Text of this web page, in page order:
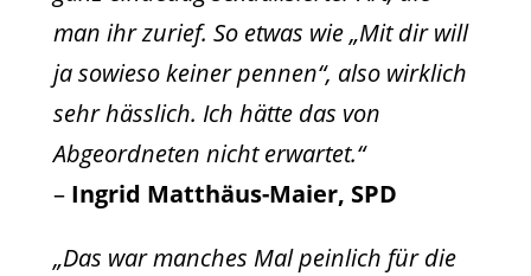
man ihr zurief. So etwas wie „Mit dir will
ja sowieso keiner pennen“, also wirklich
sehr hässlich. Ich hätte das von
Abgeordneten nicht erwartet.“
– Ingrid Matthäus-Maier, SPD
„Das war manches Mal peinlich für die